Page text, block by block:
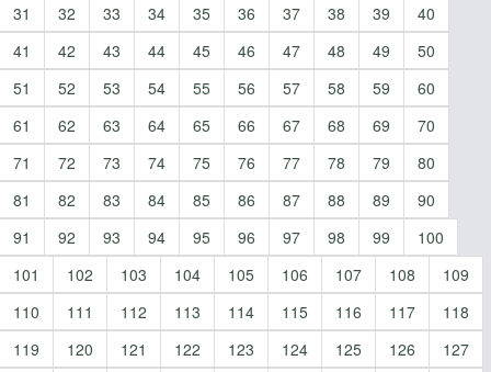
31
32 33 34 35 36 37 38 39
40
41
42 43 44 45 46 47 48 49
50
51
52 53 54 55 56 57 58 59
60
61
62 63 64 65 66 67 68 69
70
71
72 73 74 75 76 77 78 79
80
81
82 83 84 85 86 87 88 89
90
91
92 93 94 95 96 97 98 99
100
101
102 103 104 105 106 107 108
109
110
111 112 113 114 115 116 117
118
119
120 121 122 123 124 125 126
127